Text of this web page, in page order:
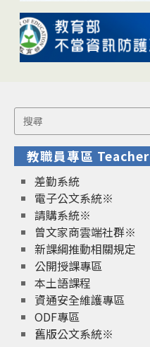
Search
for:
教職員專區 Teacher
差勤系統
電子公文系統※
請購系統※
曾文家商雲端社群※
新課綱推動相關規定
公開授課專區
本土語課程
資通安全維護專區
ODF專區
舊版公文系統※